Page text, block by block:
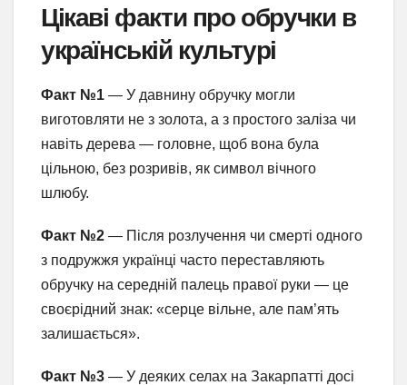
Цікаві факти про обручки в
українській культурі
Факт №1 — У давнину обручку могли
виготовляти не з золота, а з простого заліза чи
навіть дерева — головне, щоб вона була
цільною, без розривів, як символ вічного
шлюбу.
Факт №2 — Після розлучення чи смерті одного
з подружжя українці часто переставляють
обручку на середній палець правої руки — це
своєрідний знак: «серце вільне, але пам’ять
залишається».
Факт №3 — У деяких селах на Закарпатті досі